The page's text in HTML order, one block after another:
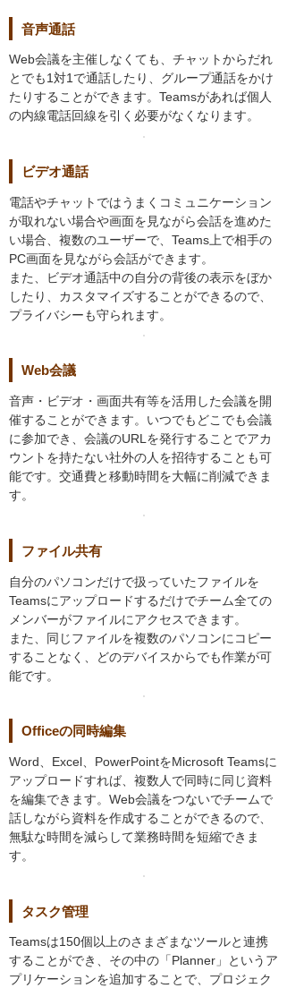
音声通話
Web会議を主催しなくても、チャットからだれ
とでも1対1で通話したり、グループ通話をかけ
たりすることができます。Teamsがあれば個人
の内線電話回線を引く必要がなくなります。
ビデオ通話
電話やチャットではうまくコミュニケーション
が取れない場合や画面を見ながら会話を進めた
い場合、複数のユーザーで、Teams上で相手の
PC画面を見ながら会話ができます。
また、ビデオ通話中の自分の背後の表示をぼか
したり、カスタマイズすることができるので、
プライバシーも守られます。
Web会議
音声・ビデオ・画面共有等を活用した会議を開
催することができます。いつでもどこでも会議
に参加でき、会議のURLを発行することでアカ
ウントを持たない社外の人を招待することも可
能です。交通費と移動時間を大幅に削減できま
す。
ファイル共有
自分のパソコンだけで扱っていたファイルを
Teamsにアップロードするだけでチーム全ての
メンバーがファイルにアクセスできます。
また、同じファイルを複数のパソコンにコピー
することなく、どのデバイスからでも作業が可
能です。
Officeの同時編集
Word、Excel、PowerPointをMicrosoft Teamsに
アップロードすれば、複数人で同時に同じ資料
を編集できます。Web会議をつないでチームで
話しながら資料を作成することができるので、
無駄な時間を減らして業務時間を短縮できま
す。
タスク管理
Teamsは150個以上のさまざまなツールと連携
することができ、その中の「Planner」というア
プリケーションを追加することで、プロジェク